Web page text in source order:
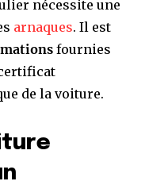
nécessite une
arnaques. Il est
fournies
de la voiture.